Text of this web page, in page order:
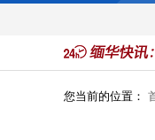
到3440万人 越南国
您当前的位置：